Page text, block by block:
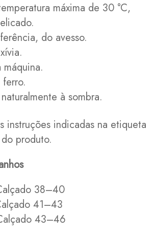
máxima de 30 °C,
do avesso.
à sombra.
instruções indicadas na etiqueta
produto.
38–40
41–43
43–46